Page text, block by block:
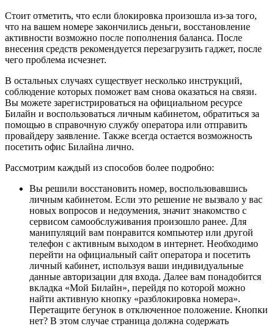
Стоит отметить, что если блокировка произошла из-за того,
что на вашем номере закончились деньги, восстановление
активности возможно после пополнения баланса. После
внесения средств рекомендуется перезагрузить гаджет, после
чего проблема исчезнет.
В остальных случаях существует несколько инструкций,
соблюдение которых поможет вам снова оказаться на связи.
Вы можете зарегистрироваться на официальном ресурсе
Билайн и воспользоваться личным кабинетом, обратиться за
помощью в справочную службу оператора или отправить
провайдеру заявление. Также всегда остается возможность
посетить офис Билайна лично.
Рассмотрим каждый из способов более подробно:
Вы решили восстановить номер, воспользовавшись
личным кабинетом. Если это решение не вызвало у вас
новых вопросов и недоумения, значит знакомство с
сервисом самообслуживания произошло ранее. Для
манипуляций вам понравится компьютер или другой
телефон с активным выходом в интернет. Необходимо
перейти на официальный сайт оператора и посетить
личный кабинет, используя ваши индивидуальные
данные авторизации для входа. Далее вам понадобится
вкладка «Мой Билайн», перейдя по которой можно
найти активную кнопку «разблокировка номера».
Перетащите бегунок в отключенное положение. Кнопки
нет? В этом случае страница должна содержать